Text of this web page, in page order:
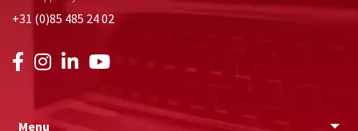
+31 (0)85 485 24 02
Menu